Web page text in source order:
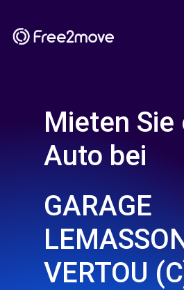
Mieten Sie
Auto bei
GARAGE
VERTOU